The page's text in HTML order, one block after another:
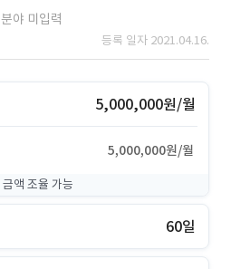
분야 미입력
등록 일자 2021.04.16.
5,000,000원/월
5,000,000원/월
금액 조율 가능
60일